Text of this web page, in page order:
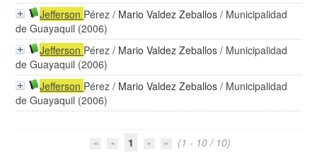
Jefferson Pérez / Mario Valdez Zeballos / Municipalidad
de Guayaquil (2006)
Jefferson Pérez / Mario Valdez Zeballos / Municipalidad
de Guayaquil (2006)
Jefferson Pérez / Mario Valdez Zeballos / Municipalidad
de Guayaquil (2006)
1 (1 - 10 / 10)